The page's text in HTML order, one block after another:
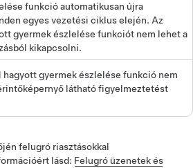
funkció automatikusan újra
egyes vezetési ciklus elején. Az
gyermek észlelése funkciót nem lehet a
kikapcsolni.
hagyott gyermek észlelése funkció nem
látható figyelmeztetést
felugró riasztásokkal
lásd: Felugró üzenetek és